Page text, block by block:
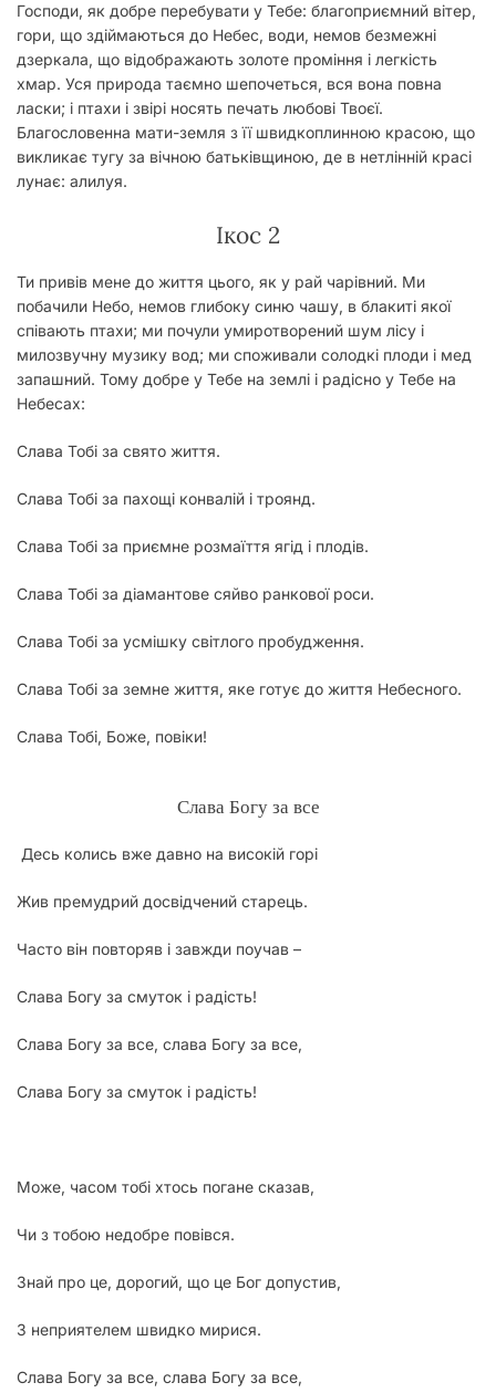
Господи, як добре перебувати у Тебе: благоприємний вітер,
гори, що здіймаються до Небес, води, немов безмежні
дзеркала, що відоб­ражають золоте проміння і легкість
хмар. Уся природа таємно шепочеться, вся вона повна
ласки; і птахи і звірі носять печать любові Твоєї.
Благословенна мати-земля з її швидкоплинною красою, що
викликає тугу за вічною батьків­щиною, де в нетлінній красі
лунає: алилуя.
Ікос 2
Ти привів мене до життя цього, як у рай чарів­ний. Ми
побачили Небо, немов глибоку синю чашу, в блакиті якої
співають птахи; ми почули умиро­творений шум лісу і
милозвучну музику вод; ми споживали солодкі плоди і мед
запашний. Тому добре у Тебе на землі і радісно у Тебе на
Небесах:
Слава Тобі за свято життя.
Слава Тобі за пахощі конвалій і троянд.
Слава Тобі за приємне розмаїття ягід і плодів.
Слава Тобі за діамантове сяйво ранкової роси.
Слава Тобі за усмішку світлого пробудження.
Слава Тобі за земне життя, яке готує до життя Небесного.
Слава Тобі, Боже, повіки!
Слава Богу за все
Десь колись вже давно на високій горі
Жив премудрий досвідчений старець.
Часто він повторяв і завжди поучав –
Слава Богу за смуток і радість!
Слава Богу за все, слава Богу за все,
Слава Богу за смуток і радість!
Може, часом тобі хтось погане сказав,
Чи з тобою недобре повівся.
Знай про це, дорогий, що це Бог допустив,
З неприятелем швидко мирися.
Слава Богу за все, слава Богу за все,